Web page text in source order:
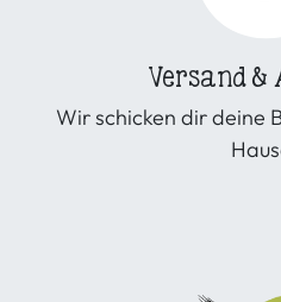
Versand &
Wir schicken dir deine